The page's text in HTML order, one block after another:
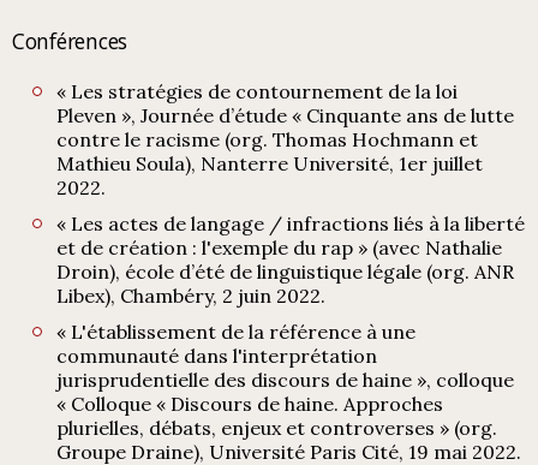
Conférences
« Les stratégies de contournement de la loi
Pleven », Journée d’étude « Cinquante ans de lutte
contre le racisme (org. Thomas Hochmann et
Mathieu Soula), Nanterre Université, 1er juillet
2022.
« Les actes de langage / infractions liés à la liberté
et de création : l'exemple du rap » (avec Nathalie
Droin), école d’été de linguistique légale (org. ANR
Libex), Chambéry, 2 juin 2022.
« L'établissement de la référence à une
communauté dans l'interprétation
jurisprudentielle des discours de haine », colloque
« Colloque « Discours de haine. Approches
plurielles, débats, enjeux et controverses » (org.
Groupe Draine), Université Paris Cité, 19 mai 2022.